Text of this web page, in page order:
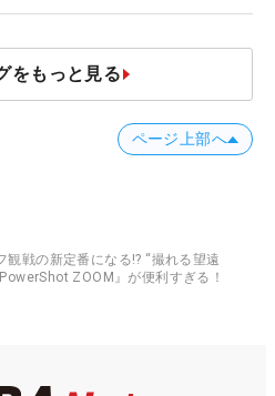
をもっと見る
ページ上部へ
観戦の新定番になる!? “撮れる望遠
ZOOM』が便利すぎる！